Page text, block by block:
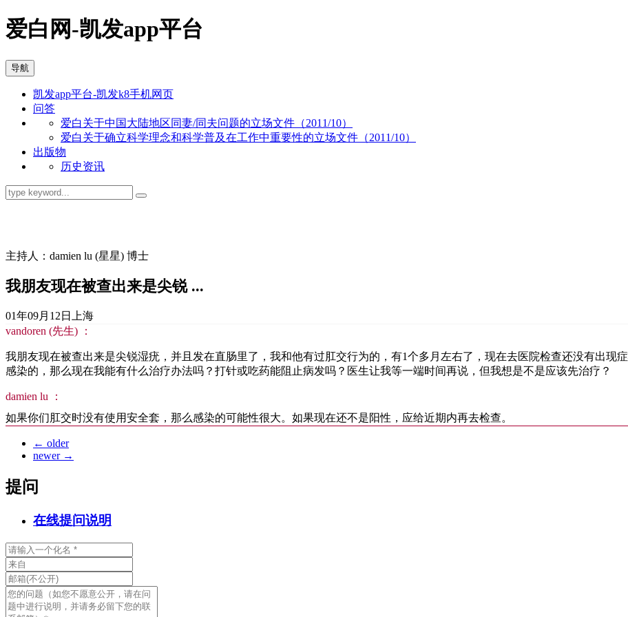
爱白网-凯发app平台
导航
凯发app平台-凯发k8手机网页
问答
爱白关于中国大陆地区同妻/同夫问题的立场文件（2011/10）
爱白关于确立科学理念和科学普及在工作中重要性的立场文件（2011/10）
出版物
历史资讯
主持人：damien lu (星星) 博士
我朋友现在被查出来是尖锐 ...
01年09月12日
上海
vandoren (先生) ：
我朋友现在被查出来是尖锐湿疣，并且发在直肠里了，我和他有过肛交行为的，有1个多月左右了，现在去医院检查还没有出现
感染的，那么现在我能有什么治疗办法吗？打针或吃药能阻止病发吗？医生让我等一端时间再说，但我想是不是应该先治疗？
damien lu ：
如果你们肛交时没有使用安全套，那么感染的可能性很大。如果现在还不是阳性，应给近期内再去检查。
← older
newer →
提问
在线提问说明